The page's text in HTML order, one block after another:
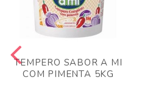
TEMPERO SABOR A MI
COM PIMENTA 5KG